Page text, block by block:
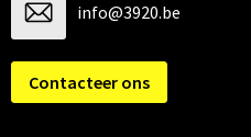
info@3920.be
Contacteer ons